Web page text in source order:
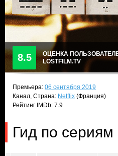
8.5
ОЦЕНКА
LOSTFILM.TV
Премьера: 06 сентября 2019
Канал, Страна: Netflix (Франция)
Рейтинг IMDb: 7.9
Гид по сериям